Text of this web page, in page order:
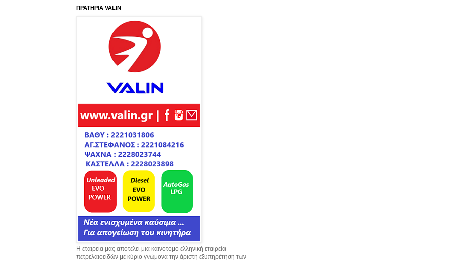
ΠΡΑΤΗΡΙΑ VALIN
Η εταιρεία μας αποτελεί μια καινοτόμο ελληνική εταιρεία
πετρελαιοειδών με κύριο γνώμονα την άριστη εξυπηρέτηση των